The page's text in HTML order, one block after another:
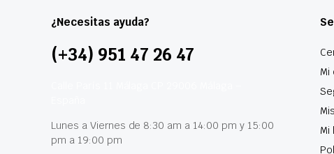
¿Necesitas ayuda?
(+34) 951 47 26 47
Lunes a Viernes de 8:30 am a 14:00 pm y 15:00
pm a 19:00 pm
Mi
Mi